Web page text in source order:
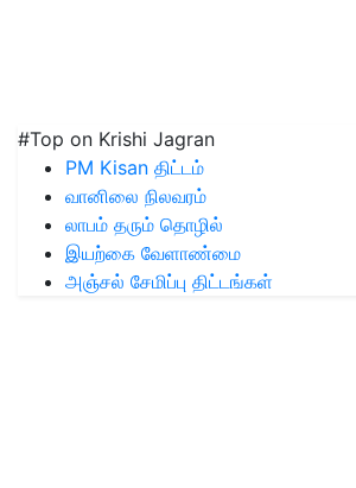
#Top on Krishi Jagran
PM Kisan திட்டம்
வானிலை நிலவரம்
லாபம் தரும் தொழில்
இயற்கை வேளாண்மை
அஞ்சல் சேமிப்பு திட்டங்கள்